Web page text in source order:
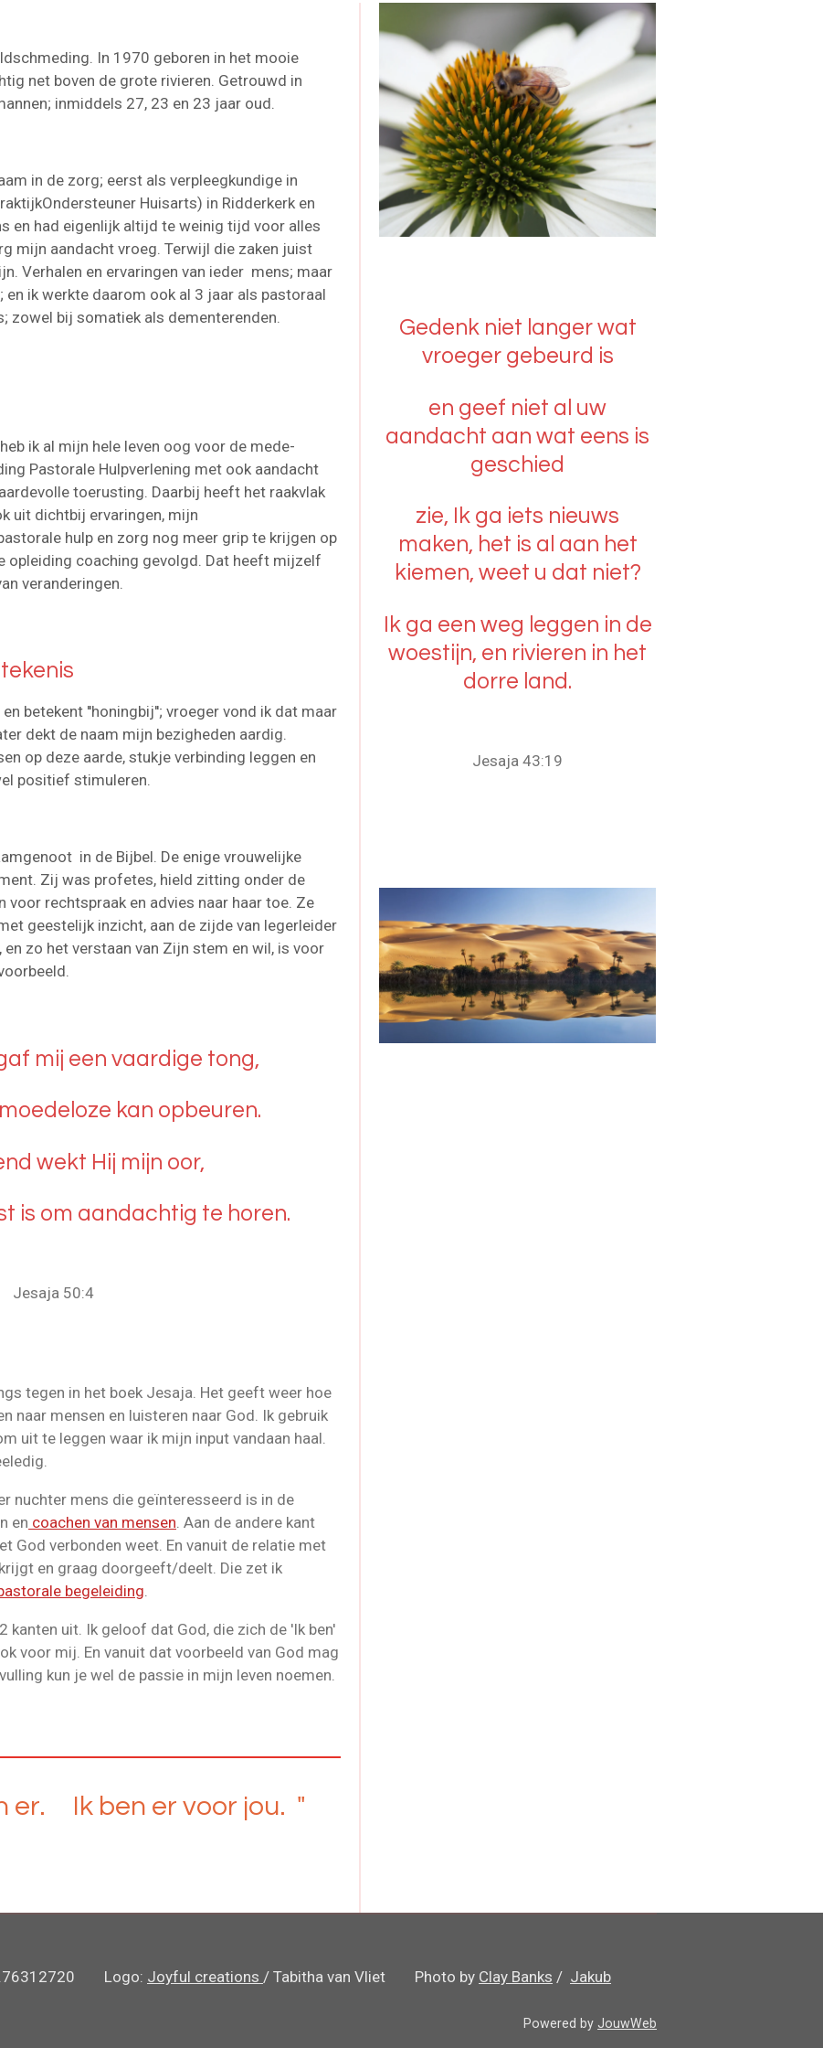
In 1970 geboren in het mooie
net boven de grote rivieren. Getrouwd in
inmiddels 27, 23 en 23 jaar oud.
in de zorg; eerst als verpleegkundige in
Huisarts) in Ridderkerk en
en had eigenlijk altijd te weinig tijd voor alles
mijn aandacht vroeg. Terwijl die zaken juist
Verhalen en ervaringen van ieder mens; maar
en ik werkte daarom ook al 3 jaar als pastoraal
zowel bij somatiek als dementerenden.
ik al mijn hele leven oog voor de mede-
Pastorale Hulpverlening met ook aandacht
toerusting. Daarbij heeft het raakvlak
uit dichtbij ervaringen, mijn
hulp en zorg nog meer grip te krijgen op
opleiding coaching gevolgd. Dat heeft mijzelf
veranderingen.
betekent ''honingbij''; vroeger vond ik dat maar
dekt de naam mijn bezigheden aardig.
op deze aarde, stukje verbinding leggen en
positief stimuleren.
in de Bijbel. De enige vrouwelijke
Zij was profetes, hield zitting onder de
voor rechtspraak en advies naar haar toe. Ze
geestelijk inzicht, aan de zijde van legerleider
en zo het verstaan van Zijn stem en wil, is voor
mij een vaardige tong,
kan opbeuren.
wekt Hij mijn oor,
is om aandachtig te horen.
Jesaja 50:4
tegen in het boek Jesaja. Het geeft weer hoe
naar mensen en luisteren naar God. Ik gebruik
uit te leggen waar ik mijn input vandaan haal.
nuchter mens die geïnteresseerd is in de
en coachen van mensen. Aan de andere kant
God verbonden weet. En vanuit de relatie met
en graag doorgeeft/deelt. Die zet ik
begeleiding.
kanten uit. Ik geloof dat God, die zich de 'Ik ben'
voor mij. En vanuit dat voorbeeld van God mag
kun je wel de passie in mijn leven noemen.
er. Ik ben er voor jou. "
Gedenk niet langer wat
vroeger gebeurd is
en geef niet al uw
aandacht aan wat eens is
geschied
zie, Ik ga iets nieuws
maken, het is al aan het
kiemen, weet u dat niet?
Ik ga een weg leggen in de
woestijn, en rivieren in het
dorre land.
Jesaja 43:19
Logo: Joyful creations / Tabitha van Vliet Photo by Clay Banks / Jakub
Powered by JouwWeb